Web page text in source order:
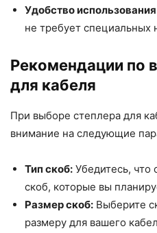
Удобство
не требует специальных
Рекомендации по
для кабеля
При выборе степлера для
внимание на следующие
Тип скоб: Убедитесь, что
скоб, которые вы
Размер скоб: Выберите
размеру для вашего